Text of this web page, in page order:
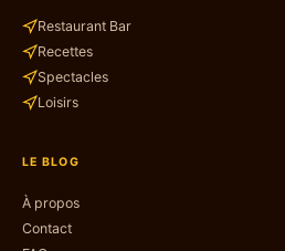
Restaurant Bar
Recettes
Spectacles
Loisirs
LE BLOG
À propos
Contact